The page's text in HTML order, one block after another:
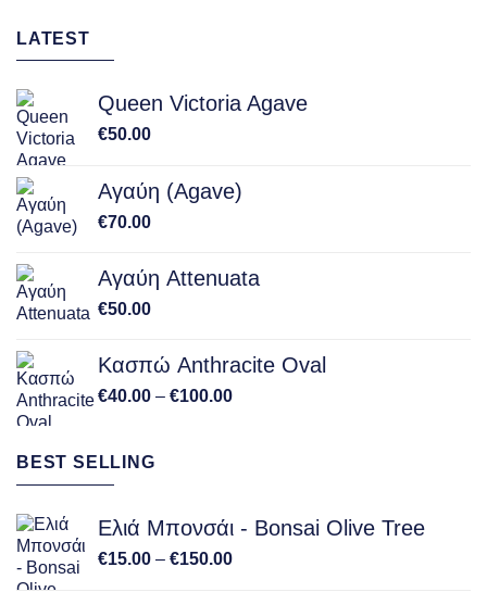
LATEST
Queen Victoria Agave
€50.00
Αγαύη (Agave)
€70.00
Αγαύη Attenuata
€50.00
Κασπώ Anthracite Oval
€40.00 – €100.00Price
BEST SELLING
Ελιά Μπονσάι - Bonsai Olive Tree
€15.00 – €150.00Price